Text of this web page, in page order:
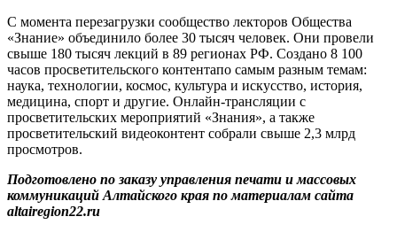
С момента перезагрузки сообщество лекторов Общества
«Знание» объединило более 30 тысяч человек. Они провели
свыше 180 тысяч лекций в 89 регионах РФ. Создано 8 100
часов просветительского контентапо самым разным темам:
наука, технологии, космос, культура и искусство, история,
медицина, спорт и другие. Онлайн-трансляции с
просветительских мероприятий «Знания», а также
просветительский видеоконтент собрали свыше 2,3 млрд
просмотров.
Подготовлено по заказу управления печати и массовых
коммуникаций Алтайского края по материалам сайта
altairegion22.ru